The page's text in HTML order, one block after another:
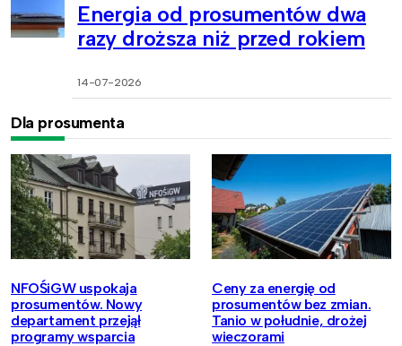
Energia od prosumentów dwa
razy droższa niż przed rokiem
14-07-2026
Dla prosumenta
NFOŚiGW uspokaja
prosumentów. Nowy
departament przejął
programy wsparcia
Ceny za energię od
prosumentów bez zmian.
Tanio w południe, drożej
wieczorami